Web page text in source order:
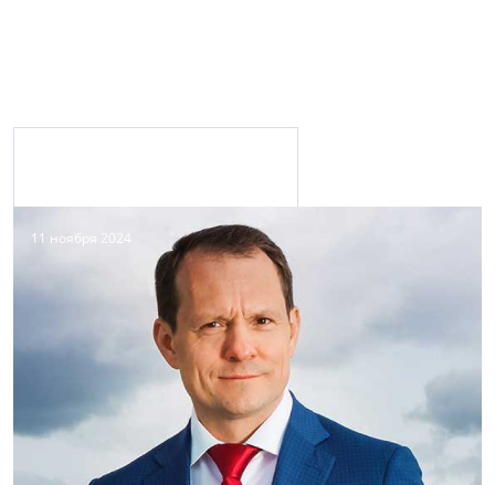
Группа ЦДС
+7 (812) 320-12-00
www.cds.spb.ru
Строительство, девелопмент
11 ноября 2024